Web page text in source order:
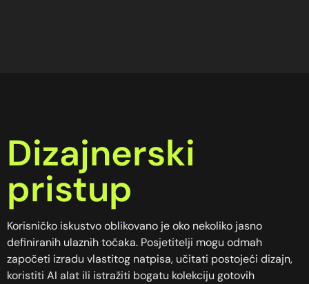
Dizajnerski
pristup
Korisničko iskustvo oblikovano je oko nekoliko jasno
definiranih ulaznih točaka. Posjetitelji mogu odmah
započeti izradu vlastitog natpisa, učitati postojeći dizajn,
koristiti AI alat ili istražiti bogatu kolekciju gotovih